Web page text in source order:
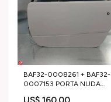
BAF32-0008261 + BAF32-
0007153 PORTA NUDA